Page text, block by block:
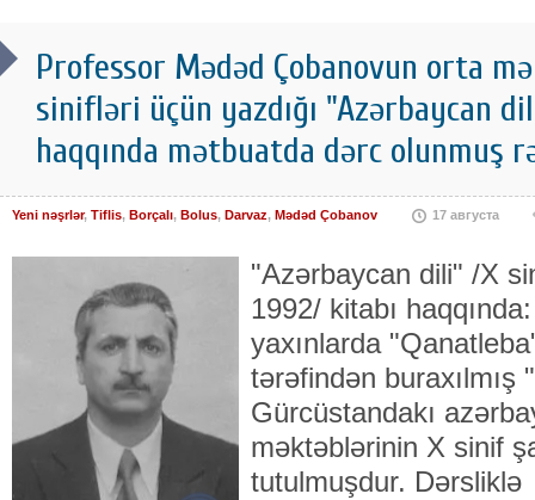
Professor Mədəd Çobanovun orta
sinifləri üçün yazdığı "Azərbaycan
haqqında mətbuatda dərc olunmuş
Yeni nəşrlər, Tiflis, Borçalı, Bolus, Darvaz, Mədəd Çobanov 17 августа
"Azərbaycan dili" /X
1992/ kitabı
yaxınlarda
tərəfindən
Gürcüstandakı
məktəblərinin X sinif
tutulmuşdur. Dərsliklə